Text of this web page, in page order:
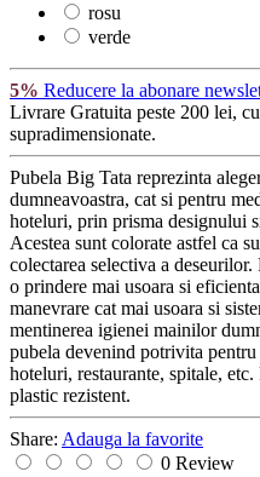
rosu
verde
5% Reducere la abonare
Livrare Gratuita peste 200 lei,
supradimensionate.
Pubela Big Tata reprezinta
dumneavoastra, cat si pentru
hoteluri, prin prisma designului
Acestea sunt colorate astfel ca
colectarea selectiva a
o prindere mai usoara si
manevrare cat mai usoara si
mentinerea igienei mainilor
pubela devenind potrivita
hoteluri, restaurante, spitale,
plastic rezistent.
Share: Adauga la favorite
0 Review